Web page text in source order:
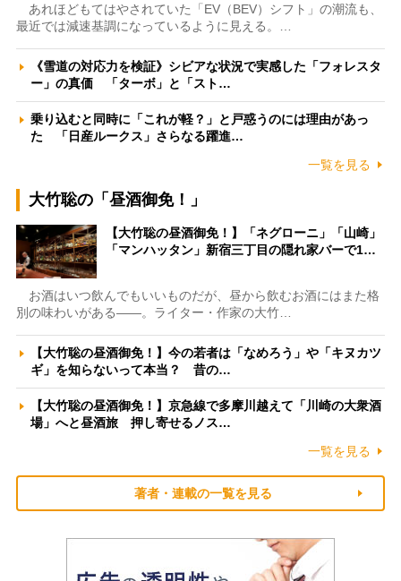
あれほどもてはやされていた「EV（BEV）シフト」の潮流も、
最近では減速基調になっているように見える。…
《雪道の対応力を検証》シビアな状況で実感した「フォレスタ
ー」の真価 「ターボ」と「スト…
乗り込むと同時に「これが軽？」と戸惑うのには理由があっ
た 「日産ルークス」さらなる躍進…
一覧を見る
大竹聡の「昼酒御免！」
【大竹聡の昼酒御免！】「ネグローニ」「山崎」
「マンハッタン」新宿三丁目の隠れ家バーで1…
お酒はいつ飲んでもいいものだが、昼から飲むお酒にはまた格
別の味わいがある――。ライター・作家の大竹…
【大竹聡の昼酒御免！】今の若者は「なめろう」や「キヌカツ
ギ」を知らないって本当？ 昔の…
【大竹聡の昼酒御免！】京急線で多摩川越えて「川崎の大衆酒
場」へと昼酒旅 押し寄せるノス…
一覧を見る
著者・連載の一覧を見る